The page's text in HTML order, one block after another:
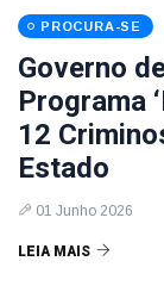
PROCURA-SE
Governo
Programa
12
Estado
01 Junho 2026
LEIA MAIS